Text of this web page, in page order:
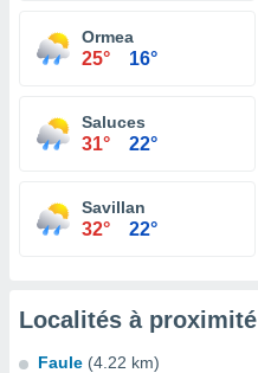
Ormea
25° 16°
Saluces
31° 22°
Savillan
32° 22°
Localités à proximité
Faule (4.22 km)